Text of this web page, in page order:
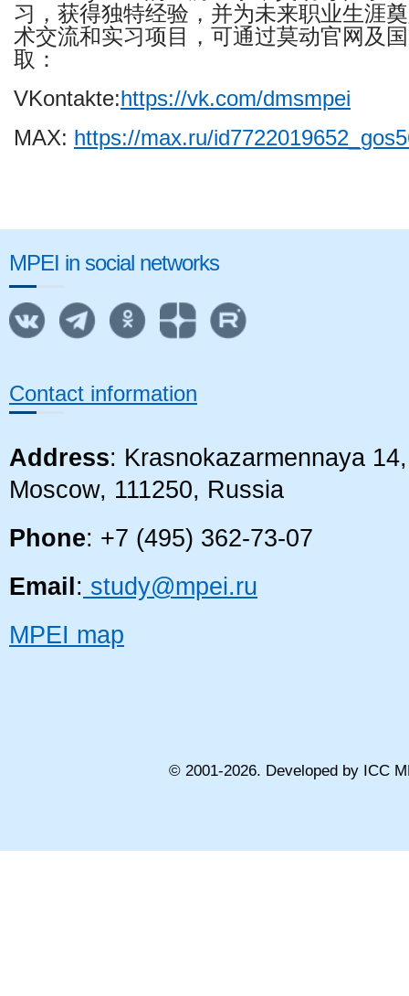
习，获得独特经验，并为未来职业生涯
术交流和实习项目，可通过莫动官网及
取：
VKontakte:https://vk.com/dmsmpei
MAX: https://max.ru/
MPEI in social networks
Contact information
Address: Krasnokazarmennaya
Moscow, 111250, Russia
Phone: +7 (495) 362-73-07
Email : study@mpei.ru
MPEI map
© 2001-2026. Developed by ICC